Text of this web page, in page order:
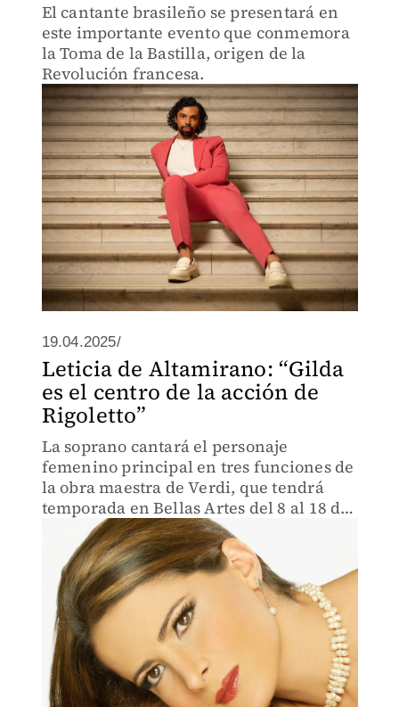
El cantante brasileño se presentará en
este importante evento que conmemora
la Toma de la Bastilla, origen de la
Revolución francesa.
19.04.2025/
Leticia de Altamirano: “Gilda
es el centro de la acción de
Rigoletto”
La soprano cantará el personaje
femenino principal en tres funciones de
la obra maestra de Verdi, que tendrá
temporada en Bellas Artes del 8 al 18 de
mayo.